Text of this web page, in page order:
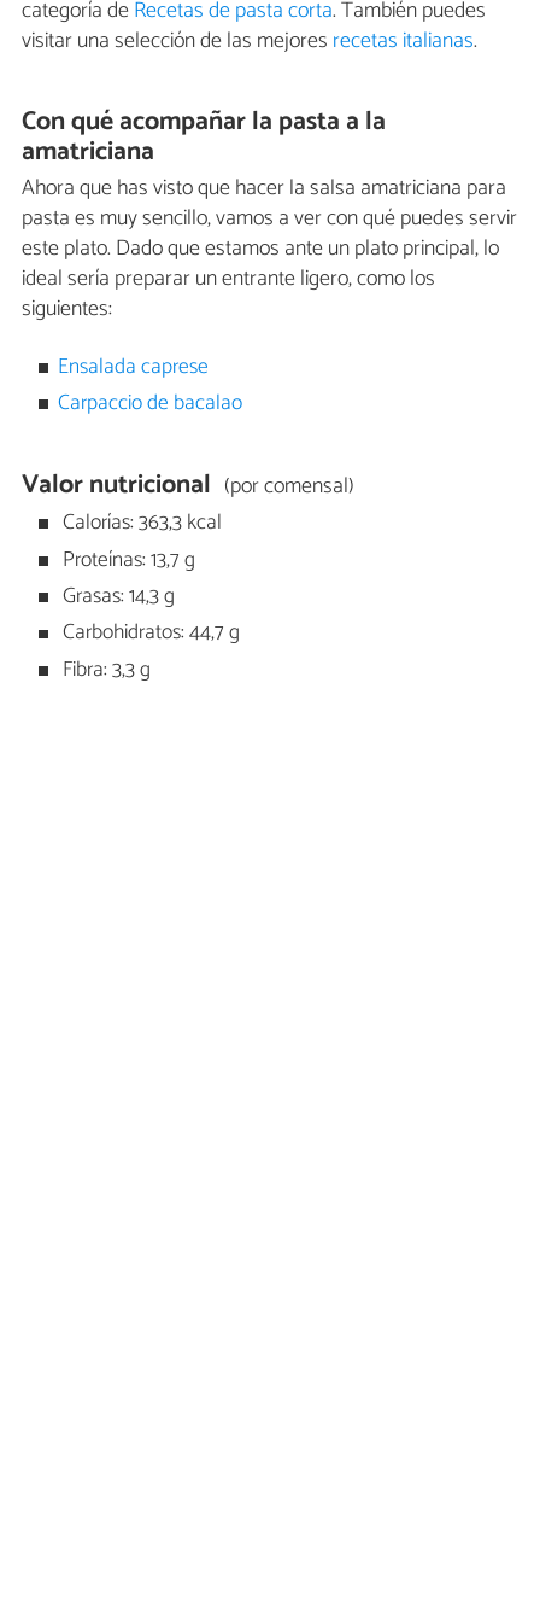
categoría deRecetas de pasta corta. También puedes
visitar una selección de las mejores recetas italianas.
Con qué acompañar la pasta a la
amatriciana
Ahora que has visto que hacer la salsa amatriciana para
pasta es muy sencillo, vamos a ver con qué puedes servir
este plato. Dado que estamos ante un plato principal, lo
ideal sería preparar un entrante ligero, como los
siguientes:
Ensalada caprese
Carpaccio de bacalao
Valor nutricional (por comensal)
Calorías: 363,3 kcal
Proteínas: 13,7 g
Grasas: 14,3 g
Carbohidratos: 44,7 g
Fibra: 3,3 g